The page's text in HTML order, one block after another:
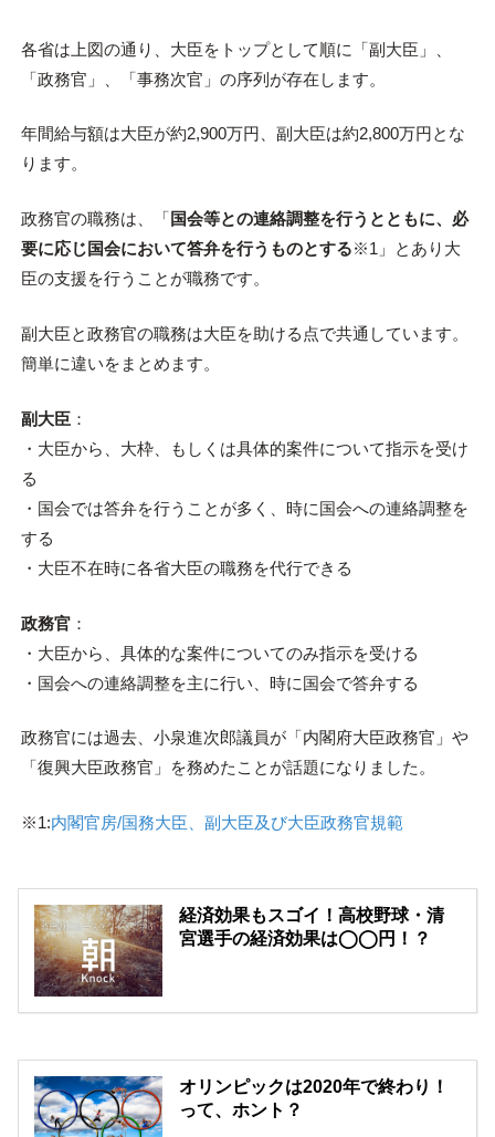
各省は上図の通り、大臣をトップとして順に「副大臣」、
「政務官」、「事務次官」の序列が存在します。
年間給与額は大臣が約2,900万円、副大臣は約2,800万円とな
ります。
政務官の職務は、「国会等との連絡調整を行うとともに、必
要に応じ国会において答弁を行うものとする※1」とあり大
臣の支援を行うことが職務です。
副大臣と政務官の職務は大臣を助ける点で共通しています。
簡単に違いをまとめます。
副大臣：
・大臣から、大枠、もしくは具体的案件について指示を受け
る
・国会では答弁を行うことが多く、時に国会への連絡調整を
する
・大臣不在時に各省大臣の職務を代行できる
政務官：
・大臣から、具体的な案件についてのみ指示を受ける
・国会への連絡調整を主に行い、時に国会で答弁する
政務官には過去、小泉進次郎議員が「内閣府大臣政務官」や
「復興大臣政務官」を務めたことが話題になりました。
※1:内閣官房/国務大臣、副大臣及び大臣政務官規範
経済効果もスゴイ！高校野球・清
宮選手の経済効果は◯◯円！？
オリンピックは2020年で終わり！
って、ホント？